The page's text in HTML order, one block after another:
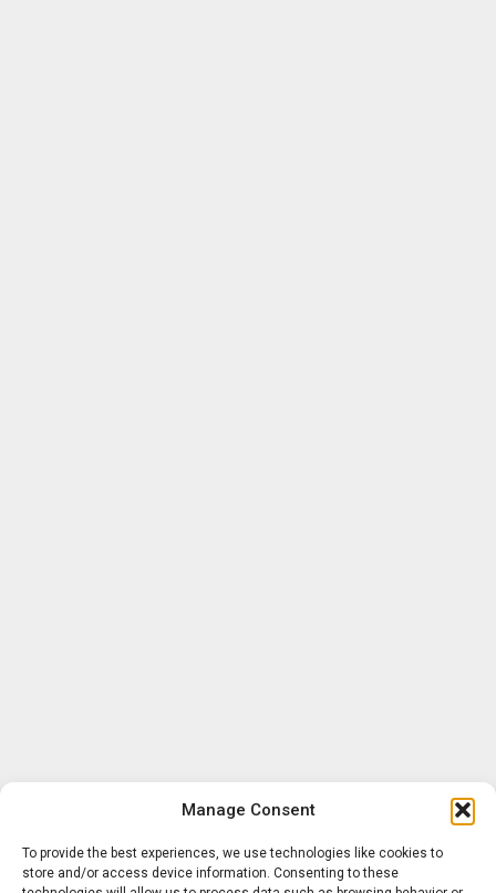
Manage Consent
To provide the best experiences, we use technologies like cookies to
store and/or access device information. Consenting to these